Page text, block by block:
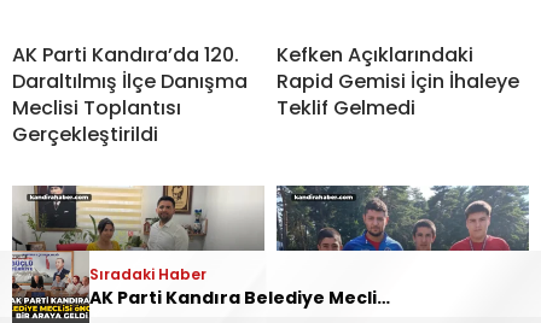
AK Parti Kandıra’da 120.
Daraltılmış İlçe Danışma
Meclisi Toplantısı
Gerçekleştirildi
Kefken Açıklarındaki
Rapid Gemisi İçin İhaleye
Teklif Gelmedi
Sıradaki Haber
AK Parti Kandıra Belediye Meclisi Öncesi Bir Araya Geldi